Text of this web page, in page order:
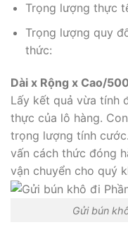
Trọng lượng thực
Trọng lượng quy
thức:
Dài x Rộng x Cao/
Lấy kết quả vừa tính
thực của lô hàng.
trọng lượng tính
vấn cách thức đóng
vận chuyển cho quý
Gửi bún